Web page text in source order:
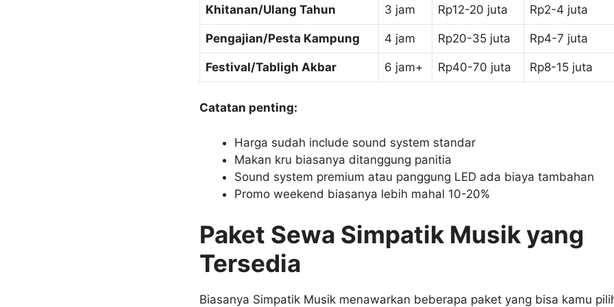
Khitanan/Ulang Tahun 3 jam Rp12-20 juta Rp2-4 juta
Pengajian/Pesta Kampung 4 jam Rp20-35 juta Rp4-7 juta
Festival/Tabligh Akbar 6 jam+ Rp40-70 juta Rp8-15 juta
Catatan penting:
Harga sudah include sound system standar
Makan kru biasanya ditanggung panitia
Sound system premium atau panggung LED ada biaya tambahan
Promo weekend biasanya lebih mahal 10-20%
Paket Sewa Simpatik Musik yang
Tersedia
Biasanya Simpatik Musik menawarkan beberapa paket yang bisa kamu